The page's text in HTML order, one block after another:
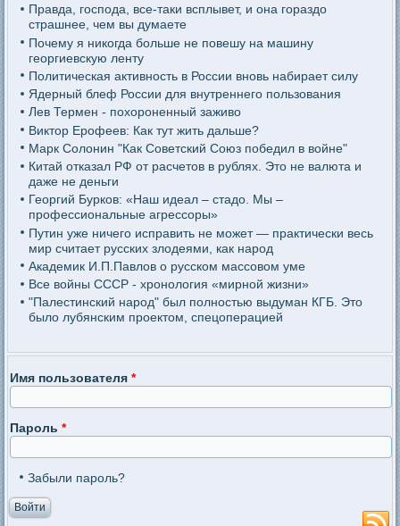
Правда, господа, все-таки всплывет, и она гораздо
страшнее, чем вы думаете
Почему я никогда больше не повешу на машину
георгиевскую ленту
Политическая активность в России вновь набирает силу
Ядерный блеф России для внутреннего пользования
Лев Термен - похороненный заживо
Виктор Ерофеев: Как тут жить дальше?
Марк Солонин "Как Советский Союз победил в войне"
Китай отказал РФ от расчетов в рублях. Это не валюта и
даже не деньги
Георгий Бурков: «Наш идеал – стадо. Мы –
профессиональные агрессоры»
Путин уже ничего исправить не может — практически весь
мир считает русских злодеями, как народ
Академик И.П.Павлов о русском массовом уме
Все войны СССР - хронология «мирной жизни»
"Палестинский народ" был полностью выдуман КГБ. Это
было лубянским проектом, спецоперацией
Имя пользователя*
Пароль*
Забыли пароль?